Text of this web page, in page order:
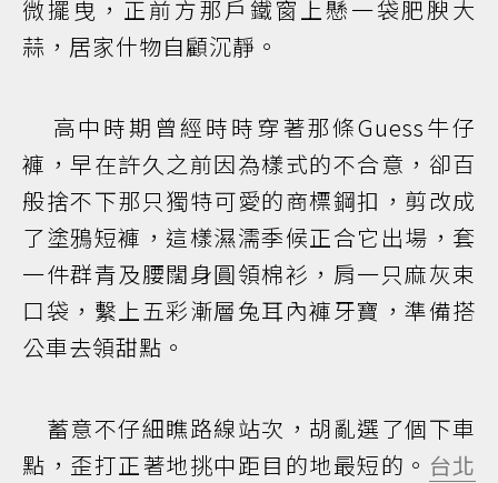
微擺曳，正前方那戶鐵窗上懸一袋肥腴大
蒜，居家什物自顧沉靜。
高中時期曾經時時穿著那條Guess牛仔
褲，早在許久之前因為樣式的不合意，卻百
般捨不下那只獨特可愛的商標鋼扣，剪改成
了塗鴉短褲，這樣濕濡季候正合它出場，套
一件群青及腰闊身圓領棉衫，肩一只麻灰束
口袋，繫上五彩漸層兔耳內褲牙寶，準備搭
公車去領甜點。
蓄意不仔細瞧路線站次，胡亂選了個下車
點，歪打正著地挑中距目的地最短的。 台北